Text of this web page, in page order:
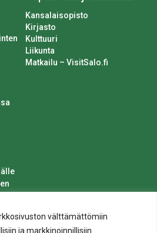
välttämättömiin
ja markkinoinnillisiin
Kansalaisopisto
Kirjasto
Kulttuuri
Liikunta
Matkailu – VisitSalo.fi